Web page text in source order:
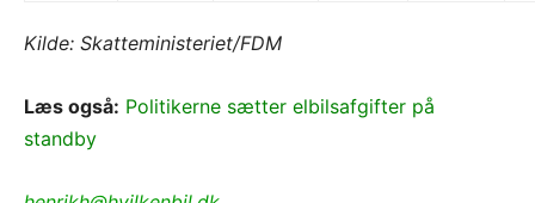
Kilde: Skatteministeriet/FDM
Læs også: Politikerne sætter elbilsafgifter på
standby